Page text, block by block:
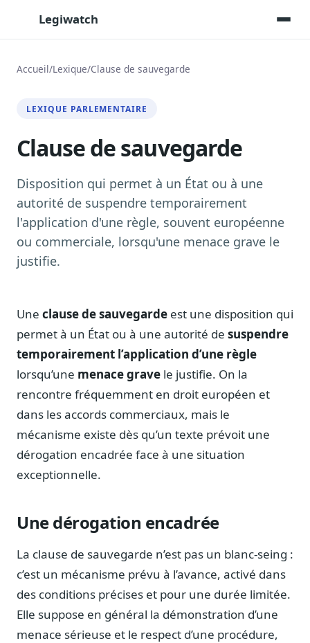
Legiwatch
Posez vos questions, réponses sourcées
Transcriptions IA
Toutes les séances AN/Sénat transcrites
Synthèses IA
Résumés automatiques des dossiers longs
Veille des matinales radio
9 interviews politiques, analysées avant 10 h
Alertes personnalisées
Notes, briefings, tableaux de bord
Fiches parlementaires
Parcours, mandats, prises de position
Registre HATVP
Cartographier l'influence sur un dossier
Affaires publiques
JO, décrets, conseil des ministres, AAI
Fédérations & plaidoyer
Parlementaires
Journalistes
Accueil/Lexique/Clause de sauvegarde
LEXIQUE PARLEMENTAIRE
Clause de sauvegarde
Disposition qui permet à un État ou à une
autorité de suspendre temporairement
l'application d'une règle, souvent européenne
ou commerciale, lorsqu'une menace grave le
justifie.
Une clause de sauvegarde est une disposition qui
permet à un État ou à une autorité de suspendre
temporairement l’application d’une règle
lorsqu’une menace grave le justifie. On la
rencontre fréquemment en droit européen et
dans les accords commerciaux, mais le
mécanisme existe dès qu’un texte prévoit une
dérogation encadrée face à une situation
exceptionnelle.
Une dérogation encadrée
La clause de sauvegarde n’est pas un blanc-seing :
c’est un mécanisme prévu à l’avance, activé dans
des conditions précises et pour une durée limitée.
Elle suppose en général la démonstration d’une
menace sérieuse et le respect d’une procédure,